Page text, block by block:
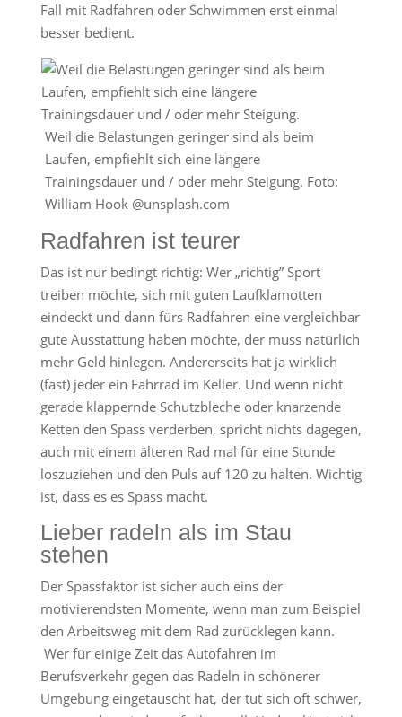
Fall mit Radfahren oder Schwimmen erst einmal
besser bedient.
Weil die Belastungen geringer sind als beim
Laufen, empfiehlt sich eine längere
Trainingsdauer und / oder mehr Steigung. Foto:
William Hook @unsplash.com
Radfahren ist teurer
Das ist nur bedingt richtig: Wer „richtig” Sport
treiben möchte, sich mit guten Laufklamotten
eindeckt und dann fürs Radfahren eine vergleichbar
gute Ausstattung haben möchte, der muss natürlich
mehr Geld hinlegen. Andererseits hat ja wirklich
(fast) jeder ein Fahrrad im Keller. Und wenn nicht
gerade klappernde Schutzbleche oder knarzende
Ketten den Spass verderben, spricht nichts dagegen,
auch mit einem älteren Rad mal für eine Stunde
loszuziehen und den Puls auf 120 zu halten. Wichtig
ist, dass es es Spass macht.
Lieber radeln als im Stau
stehen
Der Spassfaktor ist sicher auch eins der
motivierendsten Momente, wenn man zum Beispiel
den Arbeitsweg mit dem Rad zurücklegen kann.
Wer für einige Zeit das Autofahren im
Berufsverkehr gegen das Radeln in schönerer
Umgebung eingetauscht hat, der tut sich oft schwer,